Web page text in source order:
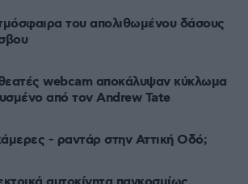
του απολιθωμένου δάσους
webcam αποκάλυψαν κύκλωμα
από τον Andrew Tate
- ραντάρ στην Αττική Οδό;